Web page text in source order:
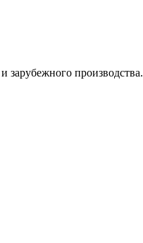
зарубежного производства.